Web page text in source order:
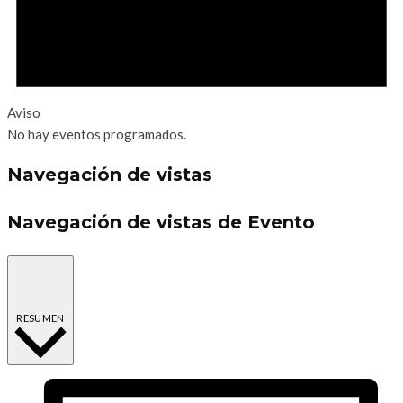
Aviso
No hay eventos programados.
Navegación de vistas
Navegación de vistas de Evento
RESUMEN